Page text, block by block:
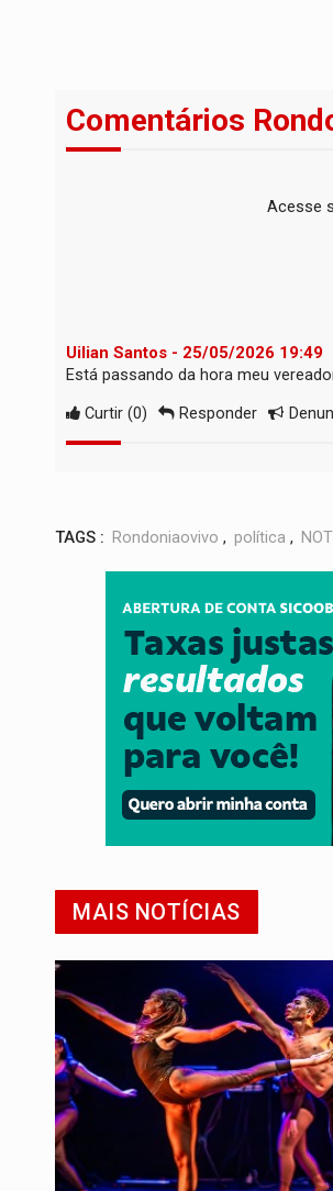
Comentários
Acesse
Uilian Santos - 25/05/2026 19:49
Está passando da hora meu
Curtir (0) Responder
TAGS : Rondoniaovivo , política ,
MAIS NOTÍCIAS